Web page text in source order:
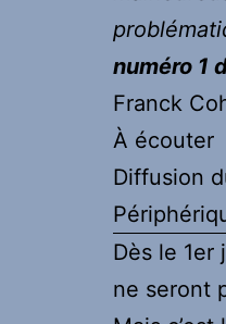
numéro 1
Franck
À écouter
Diffusion
Dès le 1er
ne seront